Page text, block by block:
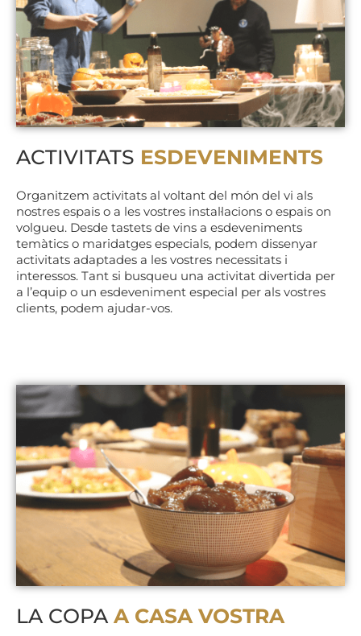
ACTIVITATS ESDEVENIMENTS
Organitzem activitats al voltant del món del vi als
nostres espais o a les vostres instal·lacions o espais on
volgueu. Desde tastets de vins a esdeveniments
temàtics o maridatges especials, podem dissenyar
activitats adaptades a les vostres necessitats i
interessos. Tant si busqueu una activitat divertida per
a l’equip o un esdeveniment especial per als vostres
clients, podem ajudar-vos.
LA COPA A CASA VOSTRA